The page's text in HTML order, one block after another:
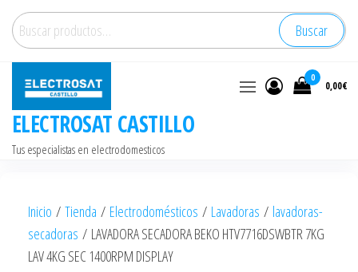
Saltar
contenido
Buscar
por:
Buscar
ELECTROSAT CASTILLO
Tus especialistas en electrodomesticos
0
0,00€
Inicio / Tienda / Electrodomésticos / Lavadoras / lavadoras-
secadoras / LAVADORA SECADORA BEKO HTV7716DSWBTR 7KG
LAV 4KG SEC 1400RPM DISPLAY